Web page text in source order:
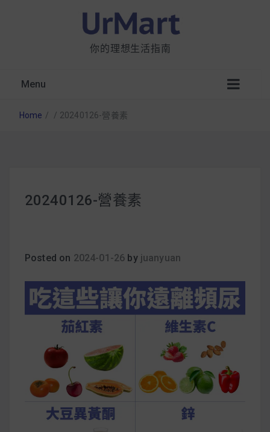
你的理想生活指南
Menu
析：成分、營養價值及其優缺點
簡單料理
健身重訓菜單
運動健身飲食建議
2020 年最新蛋白粉終極指南，讓你一次搞
Home / / 20240126-營養素
20240126-營養素
Posted on 2024-01-26 by juanyuan